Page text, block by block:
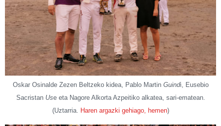
Oskar Osinalde Zezen Beltzeko kidea, Pablo Martin Guindi, Eusebio
Sacristan Use eta Nagore Alkorta Azpeitiko alkatea, sari-ematean.
(Uztarria. Haren argazki gehiago, hemen)